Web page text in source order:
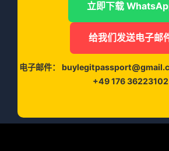
立即下载
给我们发送电子邮
电子邮件：
+49 176 36223102